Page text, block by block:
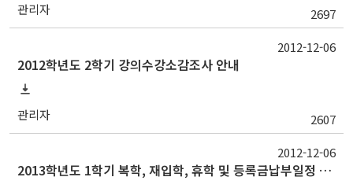
관리자 2697
2012학년도 2학기 강의수강소감조사 안내
관리자 2607
2012-12-06
2013학년도 1학기 복학, 재입학, 휴학 및 등록금납부일정 안내
2012-12-06